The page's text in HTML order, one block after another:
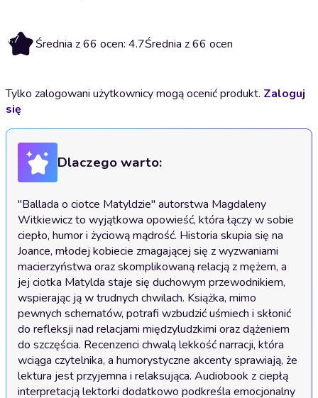
4.7 Średnia z 66 ocen: 4.7Średnia z 66 ocen
Tylko zalogowani użytkownicy mogą ocenić produkt. Zaloguj
się
Dlaczego warto:
"Ballada o ciotce Matyldzie" autorstwa Magdaleny
Witkiewicz to wyjątkowa opowieść, która łączy w sobie
ciepło, humor i życiową mądrość. Historia skupia się na
Joance, młodej kobiecie zmagającej się z wyzwaniami
macierzyństwa oraz skomplikowaną relacją z mężem, a
jej ciotka Matylda staje się duchowym przewodnikiem,
wspierając ją w trudnych chwilach. Książka, mimo
pewnych schematów, potrafi wzbudzić uśmiech i skłonić
do refleksji nad relacjami międzyludzkimi oraz dążeniem
do szczęścia. Recenzenci chwalą lekkość narracji, która
wciąga czytelnika, a humorystyczne akcenty sprawiają, że
lektura jest przyjemna i relaksująca. Audiobook z ciepłą
interpretacją lektorki dodatkowo podkreśla emocjonalny